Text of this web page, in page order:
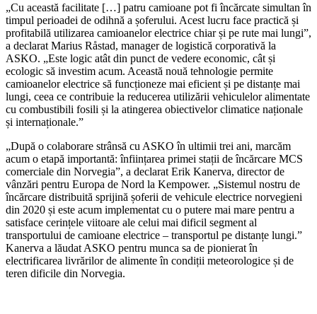
„Cu această facilitate […] patru camioane pot fi încărcate simultan în
timpul perioadei de odihnă a șoferului. Acest lucru face practică și
profitabilă utilizarea camioanelor electrice chiar și pe rute mai lungi”,
a declarat Marius Råstad, manager de logistică corporativă la
ASKO. „Este logic atât din punct de vedere economic, cât și
ecologic să investim acum. Această nouă tehnologie permite
camioanelor electrice să funcționeze mai eficient și pe distanțe mai
lungi, ceea ce contribuie la reducerea utilizării vehiculelor alimentate
cu combustibili fosili și la atingerea obiectivelor climatice naționale
și internaționale.”
„După o colaborare strânsă cu ASKO în ultimii trei ani, marcăm
acum o etapă importantă: înființarea primei stații de încărcare MCS
comerciale din Norvegia”, a declarat Erik Kanerva, director de
vânzări pentru Europa de Nord la Kempower. „Sistemul nostru de
încărcare distribuită sprijină șoferii de vehicule electrice norvegieni
din 2020 și este acum implementat cu o putere mai mare pentru a
satisface cerințele viitoare ale celui mai dificil segment al
transportului de camioane electrice – transportul pe distanțe lungi.”
Kanerva a lăudat ASKO pentru munca sa de pionierat în
electrificarea livrărilor de alimente în condiții meteorologice și de
teren dificile din Norvegia.